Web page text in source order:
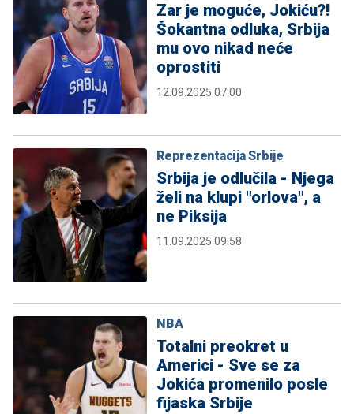
Zar je moguće, Jokiću?!
Šokantna odluka, Srbija
mu ovo nikad neće
oprostiti
12.09.2025 07:00
Reprezentacija Srbije
Srbija je odlučila - Njega
želi na klupi "orlova", a
ne Piksija
11.09.2025 09:58
NBA
Totalni preokret u
Americi - Sve se za
Jokića promenilo posle
fijaska Srbije